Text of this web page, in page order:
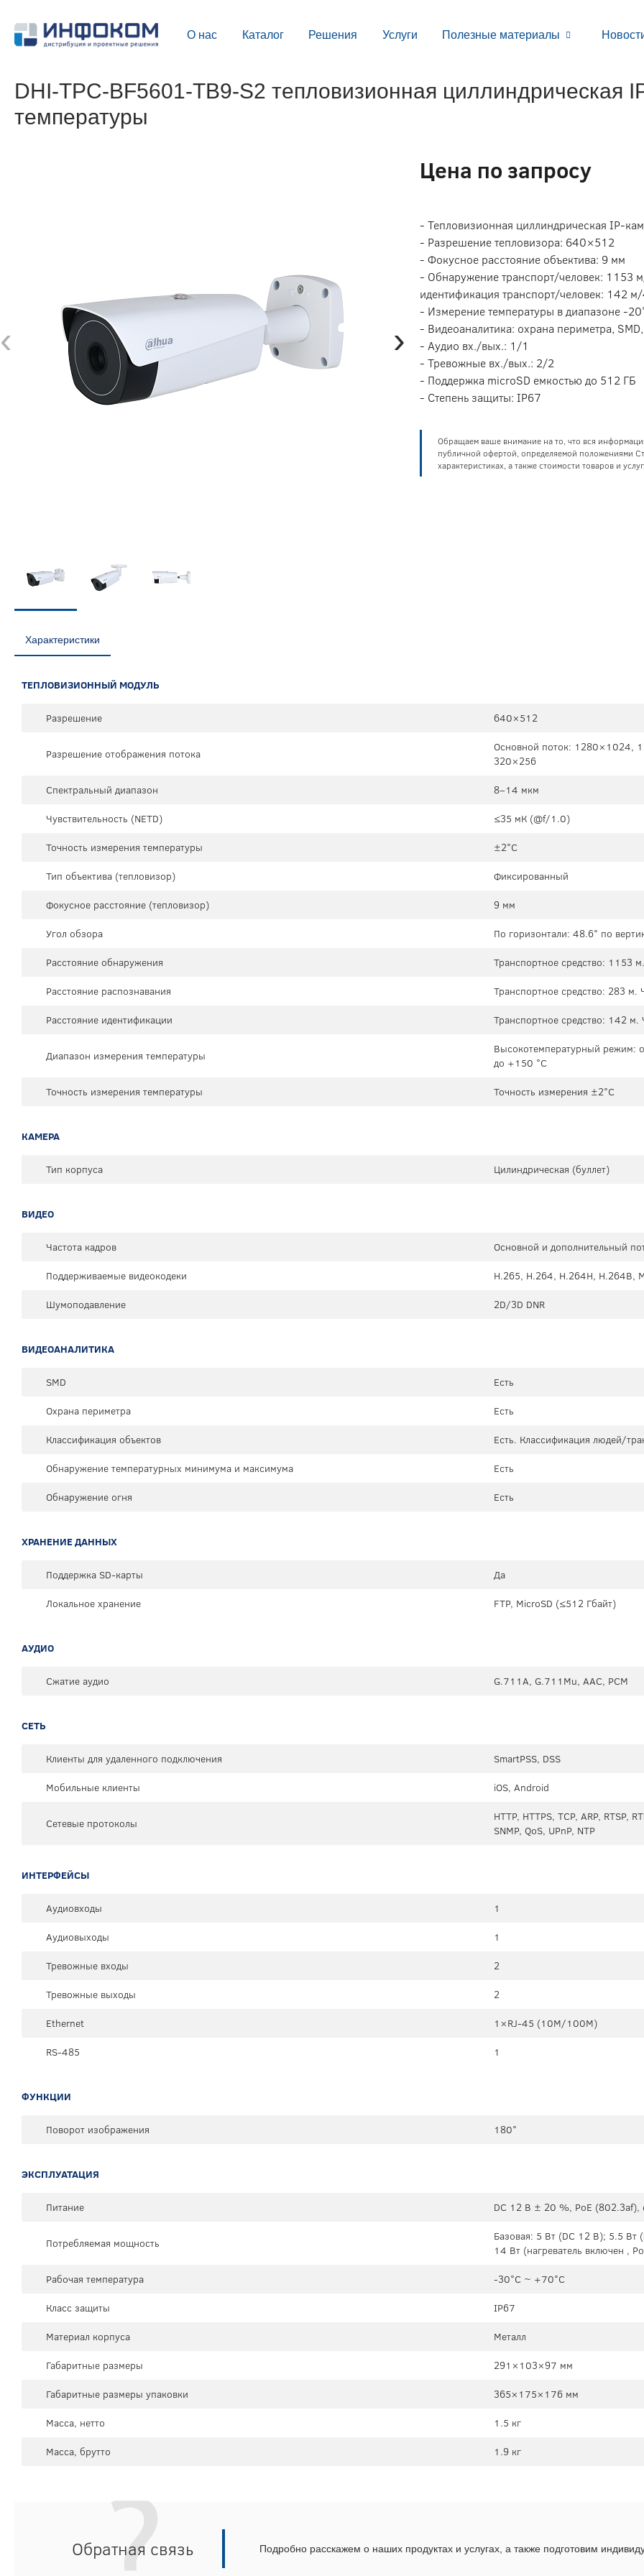
О нас Каталог Решения Услуги Полезные материалы
DHI-TPC-BF5601-TB9-S2 тепловизионная циллиндрическая
температуры
‹ ›
Цена по запросу
- Тепловизионная циллиндрическая IP-
- Разрешение тепловизора: 640×512
- Фокусное расстояние объектива: 9 мм
- Обнаружение транспорт/человек: 1153
идентификация транспорт/человек: 142
- Измерение температуры в диапазоне -
- Видеоаналитика: охрана периметра,
- Аудио вх./вых.: 1/1
- Тревожные вх./вых.: 2/2
- Поддержка microSD емкостью до 512 ГБ
- Степень защиты: IP67
Обращаем ваше внимание на то, что вся
публичной офертой, определяемой положениями
характеристиках, а также стоимости товаров и
Характеристики
ТЕПЛОВИЗИОННЫЙ МОДУЛЬ
Разрешение 640×512
Разрешение отображения потока
Основной поток: 1280×1024,
320×256
Спектральный диапазон
8–14 мкм
Чувствительность (NETD)
≤35 мК (@f/1.0)
Точность измерения температуры
±2°C
Тип объектива (тепловизор)
Фиксированный
Фокусное расстояние (тепловизор)
9 мм
Угол обзора
По горизонтали: 48.6° по
Расстояние обнаружения
Транспортное средство: 1153
Расстояние распознавания
Транспортное средство: 283 м.
Расстояние идентификации
Транспортное средство: 142 м.
Диапазон измерения температуры
Высокотемпературный режим:
до +150 °C
Точность измерения температуры
Точность измерения ±2°C
КАМЕРА
Тип корпуса Цилиндрическая (буллет)
ВИДЕО
Частота кадров
Основной и дополнительный
Поддерживаемые видеокодеки
H.265, H.264, H.264H, H.264B,
Шумоподавление
2D/3D DNR
ВИДЕОАНАЛИТИКА
SMD
Есть
Охрана периметра
Есть
Классификация объектов
Есть. Классификация людей/
Обнаружение температурных минимума и максимума
Есть
Обнаружение огня
Есть
ХРАНЕНИЕ ДАННЫХ
Поддержка SD-карты
Да
Локальное хранение
FTP, MicroSD (≤512 Гбайт)
АУДИО
Сжатие аудио G.711A, G.711Mu, AAC, PCM
СЕТЬ
Клиенты для удаленного подключения
SmartPSS, DSS
Мобильные клиенты
iOS, Android
Сетевые протоколы
HTTP, HTTPS, TCP, ARP, RTSP,
SNMP, QoS, UPnP, NTP
ИНТЕРФЕЙСЫ
Аудиовходы
1
Аудиовыходы
1
Тревожные входы
2
Тревожные выходы
2
Ethernet
1×RJ-45 (10М/100М)
RS-485
1
ФУНКЦИИ
Поворот изображения 180°
ЭКСПЛУАТАЦИЯ
Питание DC 12 В ± 20 %, PoE (802.3af),
Потребляемая мощность
Базовая: 5 Вт (DC 12 В); 5.5 Вт
14 Вт (нагреватель включен ,
Рабочая температура
-30°C ~ +70°C
Класс защиты
IP67
Материал корпуса
Металл
Габаритные размеры
291×103×97 мм
Габаритные размеры упаковки
365×175×176 мм
Масса, нетто
1.5 кг
Масса, брутто
1.9 кг
Обратная связь Подробно расскажем о наших продуктах и услугах, а также подготовим